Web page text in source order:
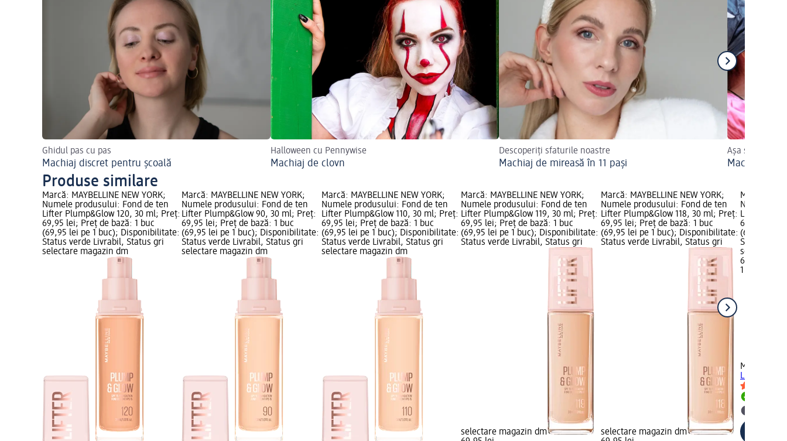
Ghidul pas cu pas
Machiaj discret pentru școală
Halloween cu Pennywise
Machiaj de clovn
Descoperiți sfaturile noastre
Machiaj de mireasă în 11 pași
Așa se face!
Machiajul
Produse similare
Marcă: MAYBELLINE NEW YORK;
Numele produsului: Fond de ten
Lifter Plump&Glow 120, 30 ml; Preț:
69,95 lei; Preț de bază: 1 buc
(69,95 lei pe 1 buc); Disponibilitate:
Status verde Livrabil, Status gri
selectare magazin dm
Marcă: MAYBELLINE NEW YORK;
Numele produsului: Fond de ten
Lifter Plump&Glow 90, 30 ml; Preț:
69,95 lei; Preț de bază: 1 buc
(69,95 lei pe 1 buc); Disponibilitate:
Status verde Livrabil, Status gri
selectare magazin dm
Marcă: MAYBELLINE NEW YORK;
Numele produsului: Fond de ten
Lifter Plump&Glow 110, 30 ml; Preț:
69,95 lei; Preț de bază: 1 buc
(69,95 lei pe 1 buc); Disponibilitate:
Status verde Livrabil, Status gri
selectare magazin dm
Marcă: MAYBELLINE NEW YORK;
Numele produsului: Fond de ten
Lifter Plump&Glow 119, 30 ml; Preț:
69,95 lei; Preț de bază: 1 buc
(69,95 lei pe 1 buc); Disponibilitate:
Status verde Livrabil, Status gri
selectare magazin dm
Marcă: MAYBELLINE NEW YORK;
Numele produsului: Fond de ten
Lifter Plump&Glow 118, 30 ml; Preț:
69,95 lei; Preț de bază: 1 buc
(69,95 lei pe 1 buc); Disponibilitate:
Status verde Livrabil, Status gri
selectare magazin dm
Marcă:
Numele
Lifter
69,95 lei;
(69,95 lei
Status
selectare
69,95 lei
1 buc
Lifter